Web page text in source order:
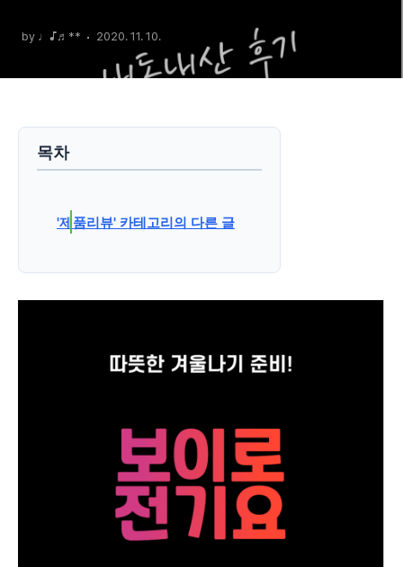
by ♩♪♬** 2020. 11. 10.
목차
'제품리뷰' 카테고리의 다른 글